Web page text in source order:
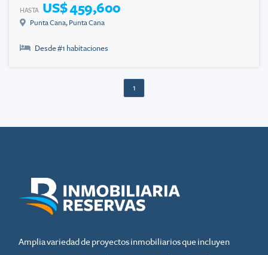
HASTA US$ 459,600
Punta Cana, Punta Cana
Desde #1 habitaciones
1
Amplia variedad de proyectos inmobiliarios que incluyen